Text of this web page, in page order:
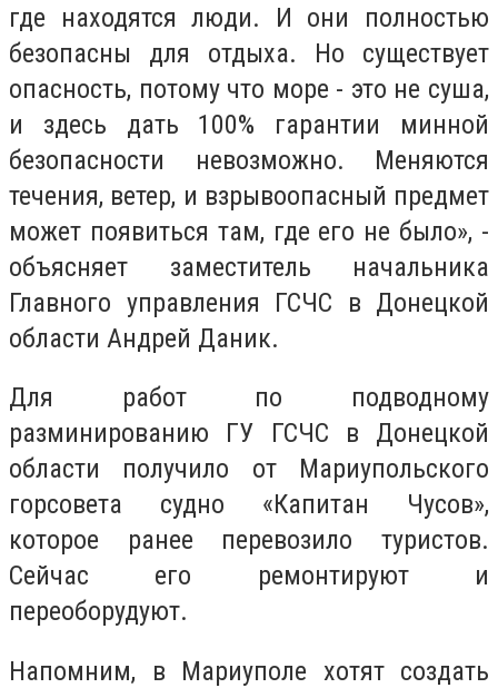
где находятся люди. И они полностью
безопасны для отдыха. Но существует
опасность, потому что море - это не суша,
и здесь дать 100% гарантии минной
безопасности невозможно. Меняются
течения, ветер, и взрывоопасный предмет
может появиться там, где его не было», -
объясняет заместитель начальника
Главного управления ГСЧС в Донецкой
области Андрей Даник.
Для работ по подводному
разминированию ГУ ГСЧС в Донецкой
области получило от Мариупольского
горсовета судно «Капитан Чусов»,
которое ранее перевозило туристов.
Сейчас его ремонтируют и
переоборудуют.
Напомним, в Мариуполе хотят создать